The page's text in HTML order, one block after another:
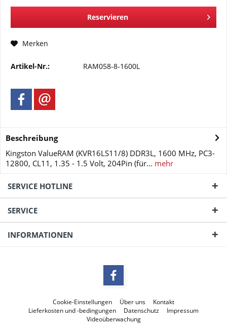
Reservieren
Merken
Artikel-Nr.: RAM058-8-1600L
Beschreibung
Kingston ValueRAM (KVR16LS11/8) DDR3L, 1600 MHz, PC3-
12800, CL11, 1.35 - 1.5 Volt, 204Pin (für... mehr
SERVICE HOTLINE
SERVICE
INFORMATIONEN
Cookie-Einstellungen Über uns
Kontakt
Lieferkosten und -bedingungen
Datenschutz
Impressum
Videoüberwachung